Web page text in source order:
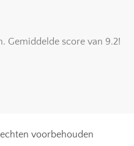
Gemiddelde score van 9.2!
voorbehouden